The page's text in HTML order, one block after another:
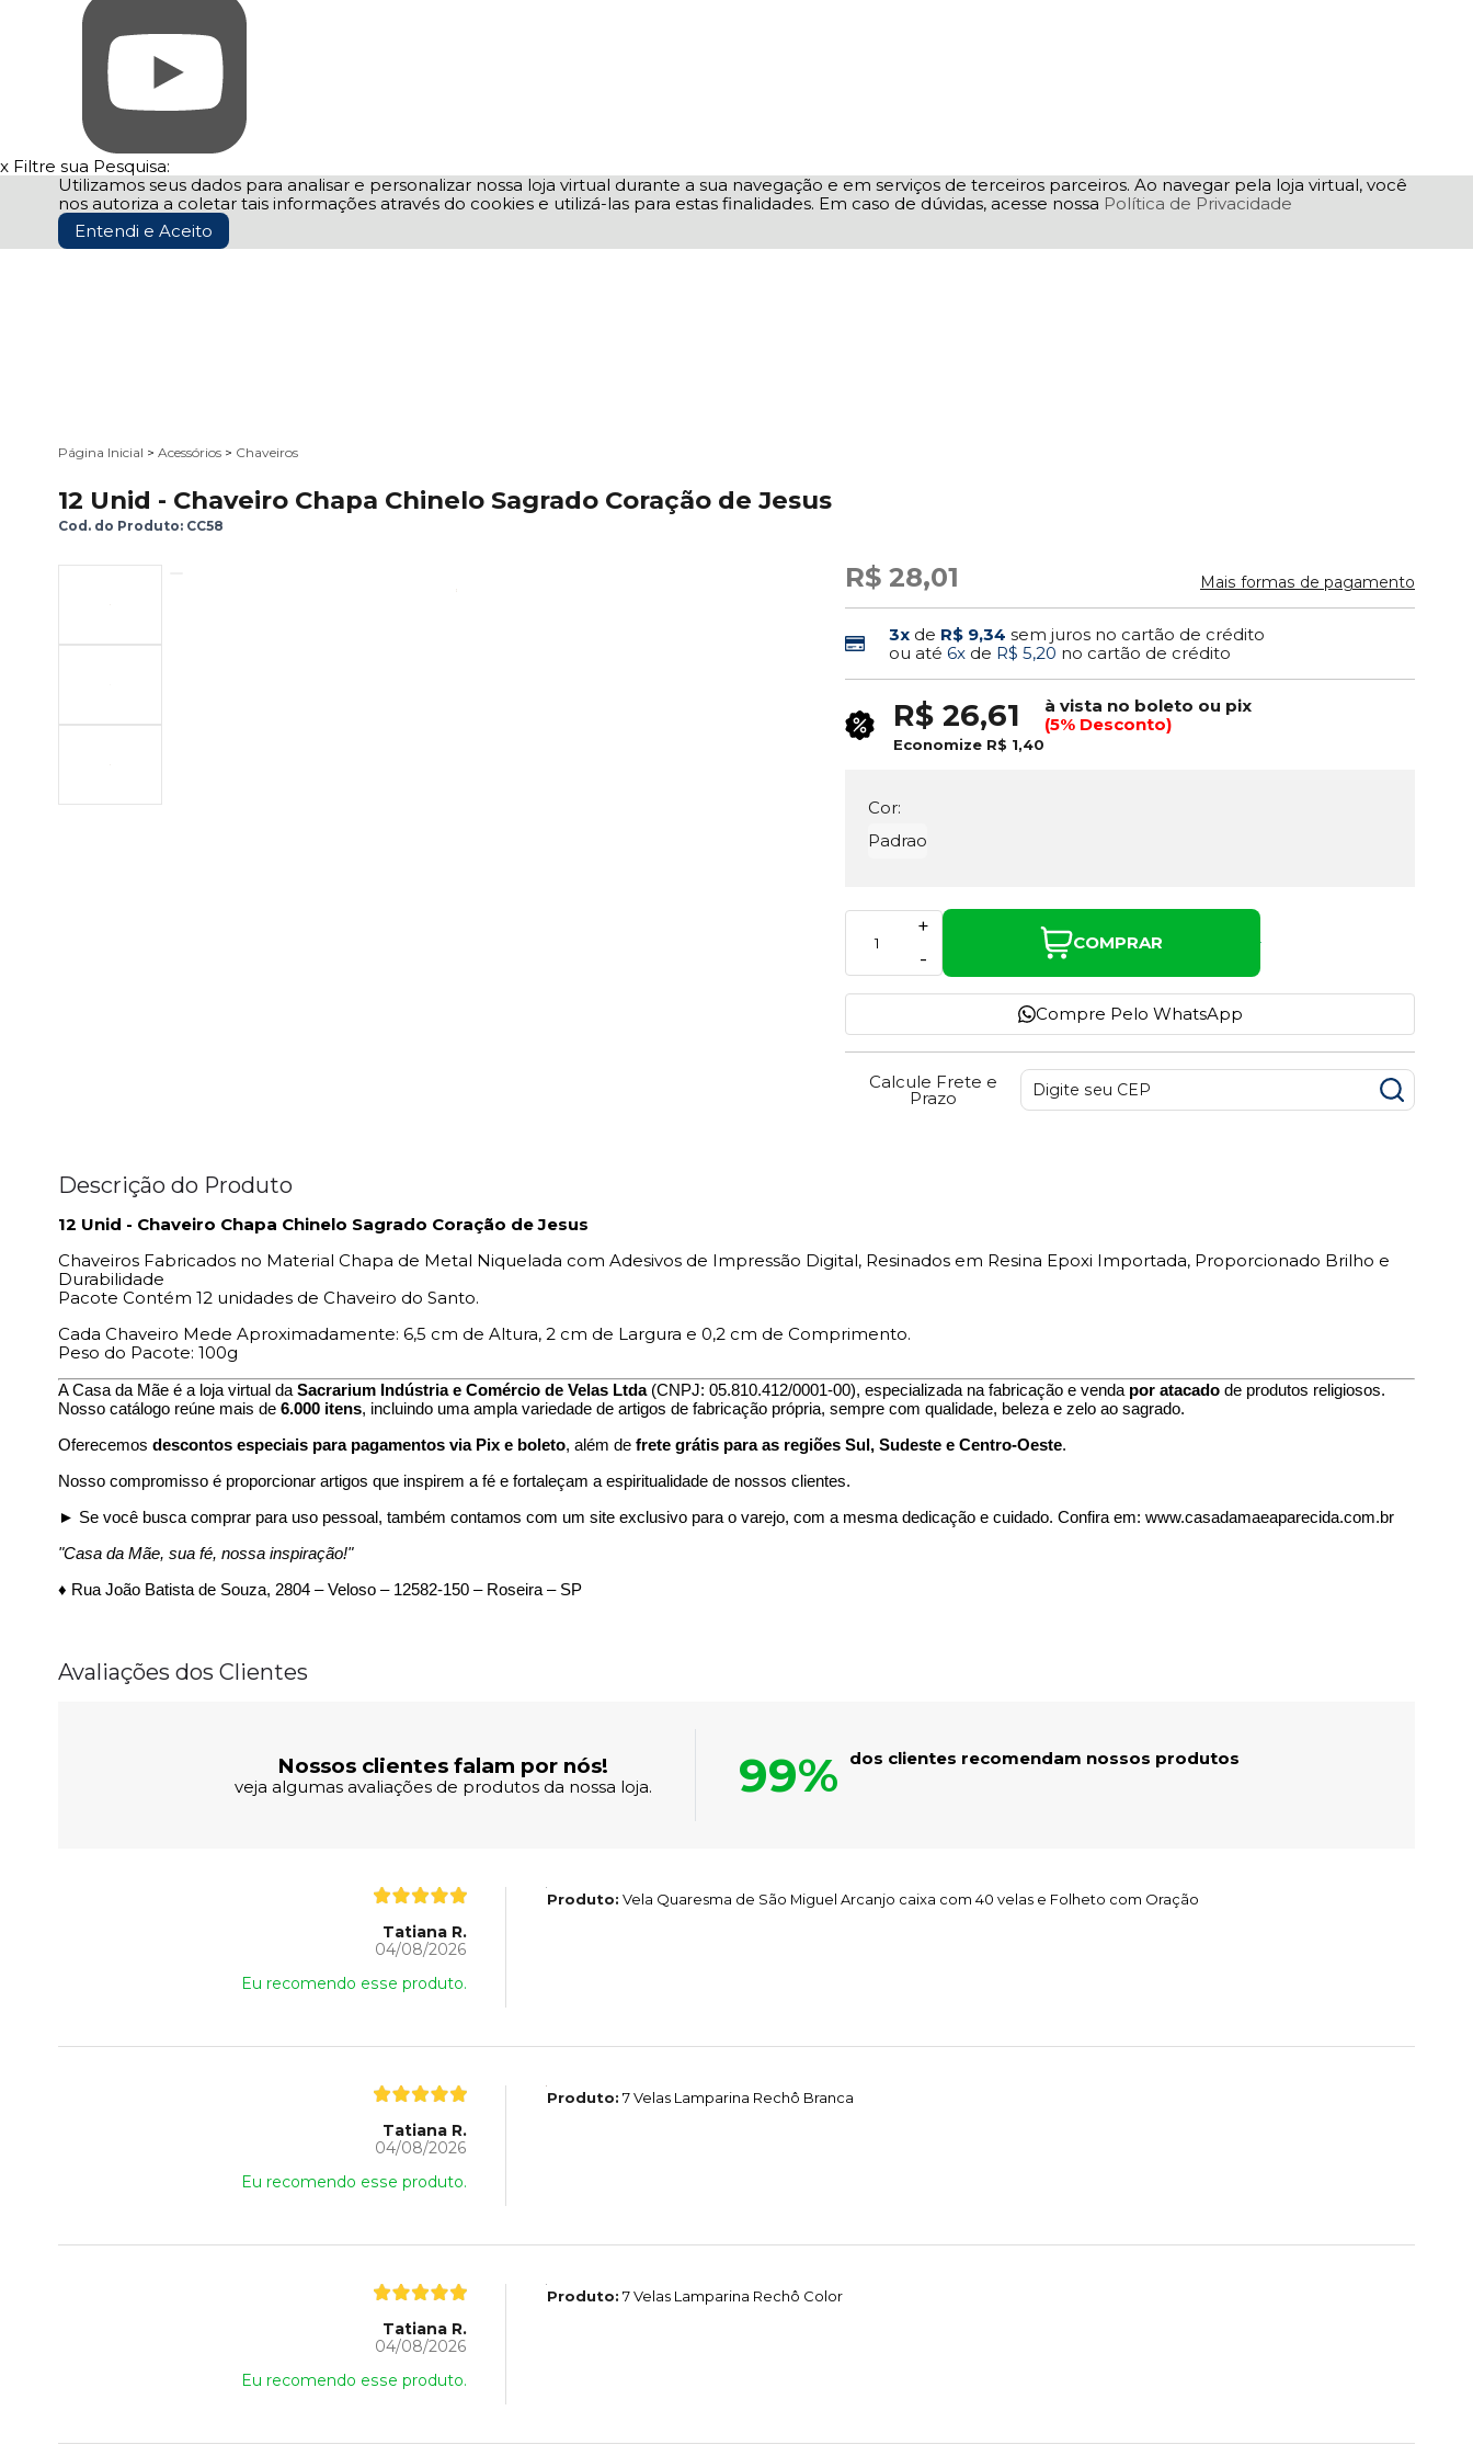
x Filtre sua Pesquisa:
Utilizamos seus dados para analisar e personalizar nossa loja virtual durante a sua navegação e em serviços de terceiros parceiros. Ao navegar pela loja virtual, você
nos autoriza a coletar tais informações através do cookies e utilizá-las para estas finalidades. Em caso de dúvidas, acesse nossa Política de Privacidade
Entendi e Aceito
Página Inicial > Acessórios > Chaveiros
12 Unid - Chaveiro Chapa Chinelo Sagrado Coração de Jesus
Cod. do Produto: CC58
R$ 28,01 Mais formas de pagamento
3x de R$ 9,34 sem juros no cartão de crédito
ou até6x de R$ 5,20 no cartão de crédito
R$ 26,61
à vista no boleto ou pix
(5% Desconto)
Economize R$ 1,40
Cor:
Padrao
-
+
COMPRAR
Compre Pelo WhatsApp
Calcule Frete e
Prazo
Descrição do Produto
12 Unid - Chaveiro Chapa Chinelo Sagrado Coração de Jesus
Chaveiros Fabricados no Material Chapa de Metal Niquelada com Adesivos de Impressão Digital, Resinados em Resina Epoxi Importada, Proporcionado Brilho e
Durabilidade
Pacote Contém 12 unidades de Chaveiro do Santo.
Cada Chaveiro Mede Aproximadamente: 6,5 cm de Altura, 2 cm de Largura e 0,2 cm de Comprimento.
Peso do Pacote: 100g
A Casa da Mãe é a loja virtual da Sacrarium Indústria e Comércio de Velas Ltda(CNPJ: 05.810.412/0001-00), especializada na fabricação e venda por atacado de produtos religiosos.
Nosso catálogo reúne mais de 6.000 itens, incluindo uma ampla variedade de artigos de fabricação própria, sempre com qualidade, beleza e zelo ao sagrado.
Oferecemos descontos especiais para pagamentos via Pix e boleto, além de frete grátis para as regiões Sul, Sudeste e Centro-Oeste.
Nosso compromisso é proporcionar artigos que inspirem a fé e fortaleçam a espiritualidade de nossos clientes.
► Se você busca comprar para uso pessoal, também contamos com um site exclusivo para o varejo, com a mesma dedicação e cuidado. Confira em: www.casadamaeaparecida.com.br
"Casa da Mãe, sua fé, nossa inspiração!"
♦ Rua João Batista de Souza, 2804 – Veloso – 12582-150 – Roseira – SP
Avaliações dos Clientes
Nossos clientes falam por nós!
veja algumas avaliações de produtos da nossa loja. 99% dos clientes recomendam nossos produtos
Tatiana R.
04/08/2026
Eu recomendo esse produto.
Produto: Vela Quaresma de São Miguel Arcanjo caixa com 40 velas e Folheto com Oração
Tatiana R.
04/08/2026
Eu recomendo esse produto.
Produto: 7 Velas Lamparina Rechô Branca
Tatiana R.
04/08/2026
Eu recomendo esse produto.
Produto: 7 Velas Lamparina Rechô Color